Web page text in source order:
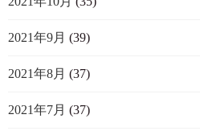
2021年9月 (39)
2021年8月 (37)
2021年7月 (37)